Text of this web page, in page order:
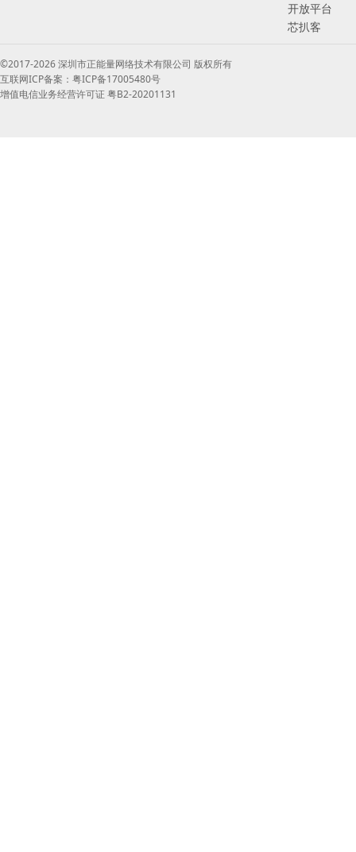
开放平台
芯扒客
©2017-2026 深圳市正能量网络技术有限公司 版权所有
互联网ICP备案：粤ICP备17005480号
增值电信业务经营许可证 粤B2-20201131